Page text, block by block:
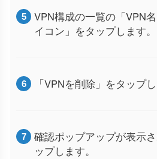
VPN構成の一覧の「VPN
イコン」をタップします。
「VPNを削除」をタップし
確認ポップアップが表示
ップします。